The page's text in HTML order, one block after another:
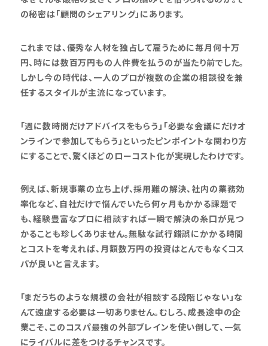
の秘密は「顧問のシェアリング」にあります。
これまでは、優秀な人材を独占して雇うために毎月何十万
円、時には数百万円もの人件費を払うのが当たり前でした。
しかし今の時代は、一人のプロが複数の企業の相談役を兼
任するスタイルが主流になっています。
「週に数時間だけアドバイスをもらう」「必要な会議にだけオ
ンラインで参加してもらう」といったピンポイントな関わり方
にすることで、驚くほどのローコスト化が実現したわけです。
例えば、新規事業の立ち上げ、採用難の解決、社内の業務効
率化など、自社だけで悩んでいたら何ヶ月もかかる課題で
も、経験豊富なプロに相談すれば一瞬で解決の糸口が見つ
かることも珍しくありません。無駄な試行錯誤にかかる時間
とコストを考えれば、月額数万円の投資はとんでもなくコス
パが良いと言えます。
「まだうちのような規模の会社が相談する段階じゃない」な
んて遠慮する必要は一切ありません。むしろ、成長途中の企
業こそ、このコスパ最強の外部ブレインを使い倒して、一気
にライバルに差をつけるチャンスです。